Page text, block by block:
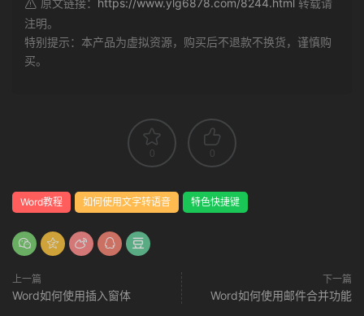
注明。
特别提示：本产品为虚拟资源，购买后不退款不换货，谨慎购
买。
0 0
Word教程 如何使用文字转语音 特色快捷键
上一篇
Word如何使用插入窗体
下一篇
Word如何使用邮件合并功能